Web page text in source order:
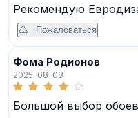
Рекомендую
Пожаловаться
Фома Родионов
2025-08-08
Большой выбор